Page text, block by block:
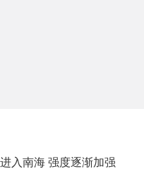
进入南海 强度逐渐加强